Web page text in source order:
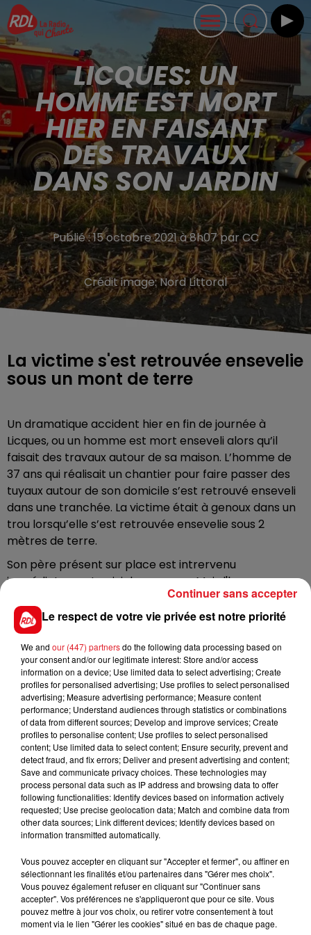
LICQUES: UN
HOMME EST MORT
HIER EN FAISANT
DES TRAVAUX
DANS SON JARDIN
Publié : 15 octobre 2021 à 8h07 par CC
Crédit image:Nord Littoral
La victime s'est retrouvée ensevelie
sous un mont de terre
Un dramatique accident hier en fin de journée à
Licques, ou un homme est mort enseveli alors qu’il
faisait des travaux autour de sa maison. L’homme de
37 ans qui réalisait un chantier pour faire passer des
tuyaux autour de son domicile s’est retrouvé enseveli
dans une tranchée. La victime était à genoux dans un
trou lorsqu’elle s’est retrouvée ensevelie sous 2
mètres de terre.
Son père présent sur place est intrervenu
immédiatement, suivi des secours. Mais l'homme, en
arrêt cardio raspiratoire n'a pas pu être sauvé.
FIL D'ACTUS
15 juillet 2026
BÉTHUNE: ENQUÊTE POUR HOMICIDE
VOLONTAIRE EN COURS, APRÈS LA...
à des prostituées
Le respect de votre vie privée est notre priorité
We and our (447) partnersdo the following data processing based on
your consent and/or our legitimate interest: Store and/or access
information on a device; Use limited data to select advertising; Create
profiles for personalised advertising; Use profiles to select personalised
advertising; Measure advertising performance; Measure content
performance; Understand audiences through statistics or combinations
of data from different sources; Develop and improve services; Create
profiles to personalise content; Use profiles to select personalised
content; Use limited data to select content; Ensure security, prevent and
detect fraud, and fix errors; Deliver and present advertising and content;
Save and communicate privacy choices. These technologies may
process personal data such as IP address and browsing data to offer
following functionalities: Identify devices based on information actively
requested; Use precise geolocation data; Match and combine data from
other data sources; Link different devices; Identify devices based on
information transmitted automatically.
Vous pouvez accepter en cliquant sur "Accepter et fermer", ou affiner en
sélectionnant les finalités et/ou partenaires dans "Gérer mes choix".
Vous pouvez également refuser en cliquant sur "Continuer sans
accepter". Vos préférences ne s'appliqueront que pour ce site. Vous
pouvez mettre à jour vos choix, ou retirer votre consentement à tout
moment via le lien "Gérer les cookies" situé en bas de chaque page.
Continuer sans accepter